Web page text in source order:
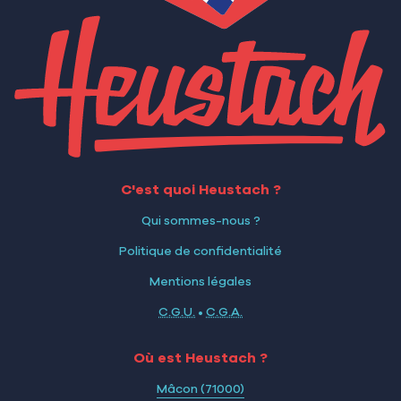
C'est quoi Heustach ?
Qui sommes-nous ?
Politique de confidentialité
Mentions légales
C.G.U. • C.G.A.
Où est Heustach ?
Mâcon (71000)